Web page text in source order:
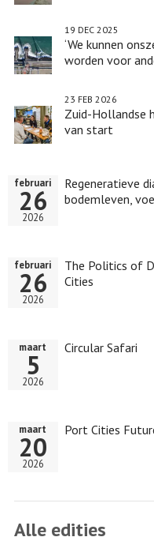
‘We kunnen
worden voor
19 DEC 2025
Zuid-Hollandse
van start
23 FEB 2026
Regeneratieve
bodemleven,
februari
26
2026
The Politics of
Cities
februari
26
2026
Circular Safari
maart
5
2026
Port Cities
maart
20
2026
Alle edities